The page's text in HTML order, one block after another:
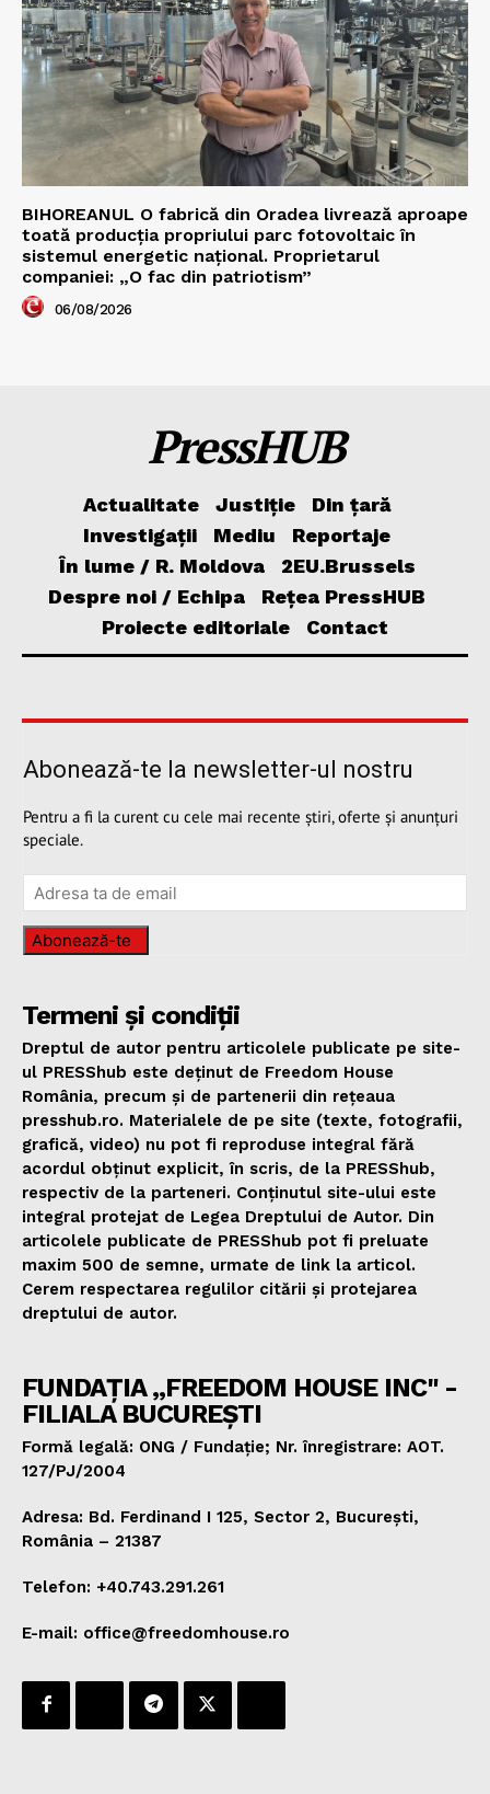
BIHOREANUL O fabrică din Oradea livrează aproape
toată producția propriului parc fotovoltaic în
sistemul energetic național. Proprietarul
companiei: „O fac din patriotism”
06/08/2026
PressHUB
Actualitate Justiție
Din țară
Investigații
Mediu
Reportaje
În lume / R. Moldova
2EU.Brussels
Despre noi / Echipa
Rețea PressHUB
Proiecte editoriale
Contact
Abonează-te la newsletter-ul nostru
Pentru a fi la curent cu cele mai recente știri, oferte și anunțuri
speciale.
Abonează-te
Termeni și condiții
Dreptul de autor pentru articolele publicate pe site-
ul PRESShub este deținut de Freedom House
România, precum și de partenerii din rețeaua
presshub.ro. Materialele de pe site (texte, fotografii,
grafică, video) nu pot fi reproduse integral fără
acordul obținut explicit, în scris, de la PRESShub,
respectiv de la parteneri. Conținutul site-ului este
integral protejat de Legea Dreptului de Autor. Din
articolele publicate de PRESShub pot fi preluate
maxim 500 de semne, urmate de link la articol.
Cerem respectarea regulilor citării și protejarea
dreptului de autor.
FUNDAȚIA „FREEDOM HOUSE INC" -
FILIALA BUCUREȘTI
Formă legală: ONG / Fundație; Nr. înregistrare: AOT.
127/PJ/2004
Adresa: Bd. Ferdinand I 125, Sector 2, București,
România – 21387
Telefon: +40.743.291.261
E-mail: office@freedomhouse.ro